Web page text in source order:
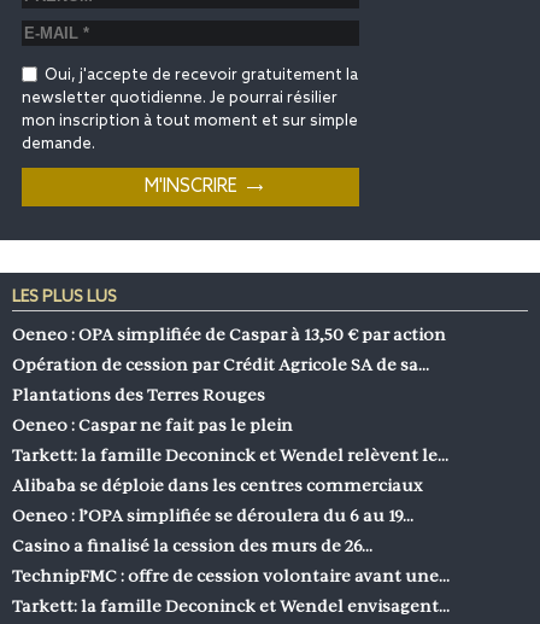
Oui, j'accepte de recevoir gratuitement la
newsletter quotidienne. Je pourrai résilier
mon inscription à tout moment et sur simple
demande.
LES PLUS LUS
Oeneo : OPA simplifiée de Caspar à 13,50 € par action
Opération de cession par Crédit Agricole SA de sa…
Plantations des Terres Rouges
Oeneo : Caspar ne fait pas le plein
Tarkett: la famille Deconinck et Wendel relèvent le…
Alibaba se déploie dans les centres commerciaux
Oeneo : l’OPA simplifiée se déroulera du 6 au 19…
Casino a finalisé la cession des murs de 26…
TechnipFMC : offre de cession volontaire avant une…
Tarkett: la famille Deconinck et Wendel envisagent…